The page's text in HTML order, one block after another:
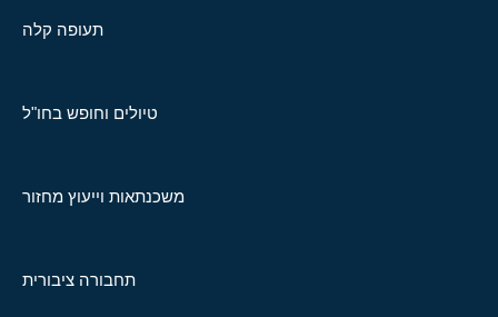
תעופה קלה
טיולים וחופש בחו"ל
משכנתאות וייעוץ מחזור
תחבורה ציבורית